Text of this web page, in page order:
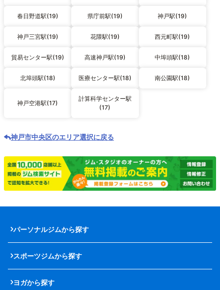
春日野道駅(19) 県庁前駅(19) 神戸駅(19)
神戸三宮駅(19) 花隈駅(19) 西元町駅(19)
貿易センター駅(19) 高速神戸駅(19) 中埠頭駅(18)
北埠頭駅(18) 医療センター駅(18) 南公園駅(18)
神戸空港駅(17)
計算科学センター駅
(17)
神戸市中央区のエリア選択に戻る
パーソナルジムから探す
スポーツジムから探す
ヨガから探す